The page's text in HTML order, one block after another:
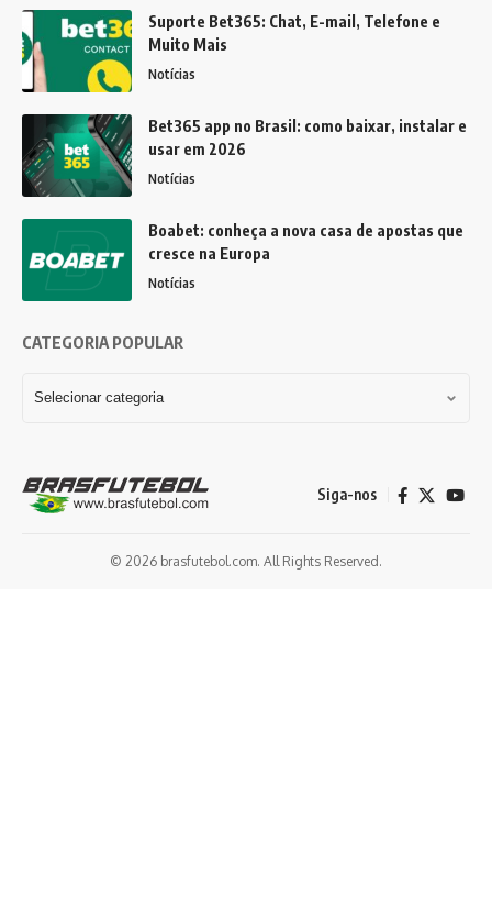
Suporte Bet365: Chat, E-mail, Telefone e
Muito Mais
Notícias
Bet365 app no Brasil: como baixar, instalar e
usar em 2026
Notícias
Boabet: conheça a nova casa de apostas que
cresce na Europa
Notícias
CATEGORIA POPULAR
Siga-nos
© 2026 brasfutebol.com. All Rights Reserved.